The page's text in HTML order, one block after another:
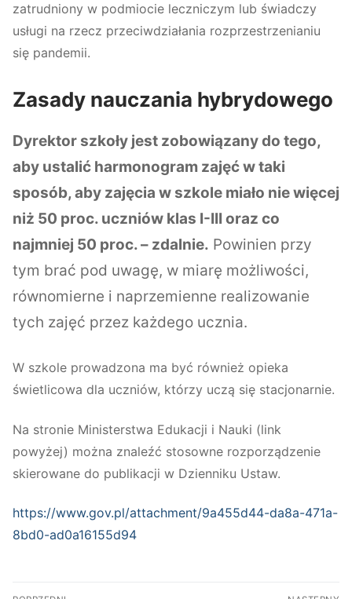
zatrudniony w podmiocie leczniczym lub świadczy
usługi na rzecz przeciwdziałania rozprzestrzenianiu
się pandemii.
Zasady nauczania hybrydowego
Dyrektor szkoły jest zobowiązany do tego,
aby ustalić harmonogram zajęć w taki
sposób, aby zajęcia w szkole miało nie więcej
niż 50 proc. uczniów klas I-III oraz co
najmniej 50 proc. – zdalnie. Powinien przy
tym brać pod uwagę, w miarę możliwości,
równomierne i naprzemienne realizowanie
tych zajęć przez każdego ucznia.
W szkole prowadzona ma być również opieka
świetlicowa dla uczniów, którzy uczą się stacjonarnie.
Na stronie Ministerstwa Edukacji i Nauki (link
powyżej) można znaleźć stosowne rozporządzenie
skierowane do publikacji w Dzienniku Ustaw.
https://www.gov.pl/attachment/9a455d44-da8a-471a-
8bd0-ad0a16155d94
Nawigacja